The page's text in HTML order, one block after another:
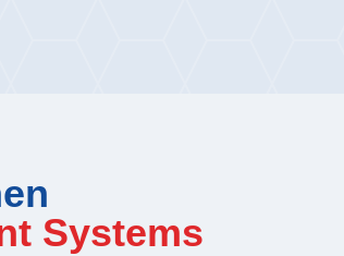
Systems